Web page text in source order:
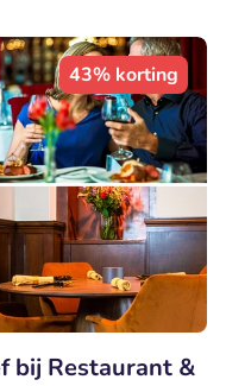
43% korting
bij Restaurant &